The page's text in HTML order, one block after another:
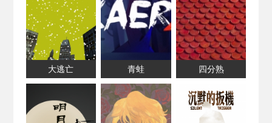
大逃亡 青蛙 四分熟